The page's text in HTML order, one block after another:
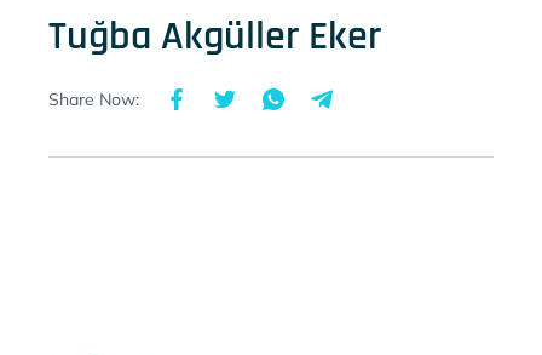
Tuğba Akgüller Eker
Share Now: